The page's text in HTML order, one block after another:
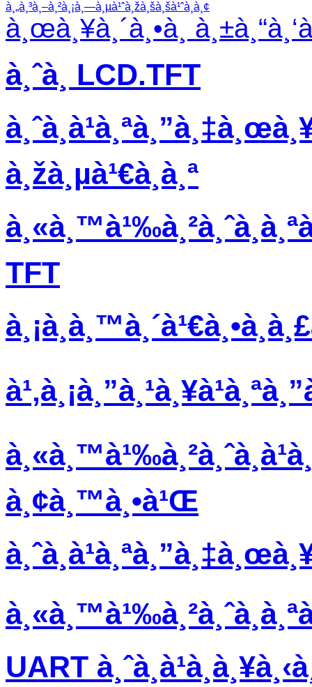
à¸„à¸³à¸–à¸²à¸¡à¸—à¸µà¹ˆà¸žà¸šà¸šà¹ˆà¸­à¸¢
à¸œà¸¥à¸´à¸•à¸
à¸ˆà¸­ LCD.TFT
à¸žà¸µà¹€à¸­à¸ª
TFT
à¸¢à¸™à¸•à¹Œ
UART